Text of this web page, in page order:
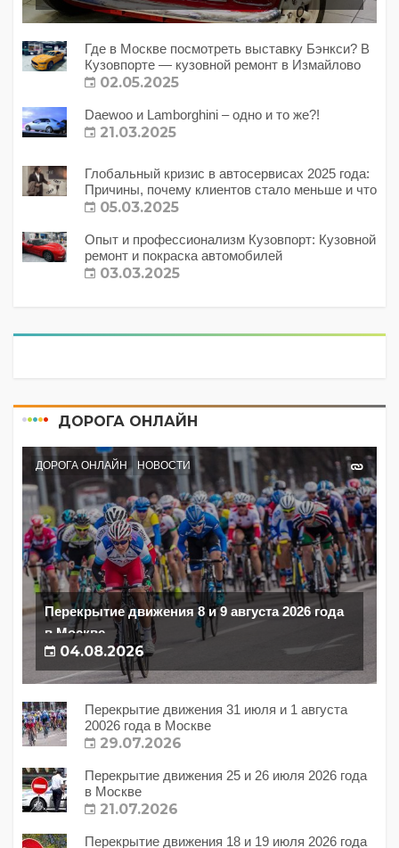
Где в Москве посмотреть выставку Бэнкси? В
Кузовпорте — кузовной ремонт в Измайлово
02.05.2025
Daewoo и Lamborghini – одно и то же?!
21.03.2025
Глобальный кризис в автосервисах 2025 года:
Причины, почему клиентов стало меньше и что
с этим делать?
05.03.2025
Опыт и профессионализм Кузовпорт: Кузовной
ремонт и покраска автомобилей
03.03.2025
ДОРОГА ОНЛАЙН
ДОРОГА ОНЛАЙН НОВОСТИ
Перекрытие движения 8 и 9 августа 2026 года
в Москве
04.08.2026
Перекрытие движения 31 июля и 1 августа
20026 года в Москве
29.07.2026
Перекрытие движения 25 и 26 июля 2026 года
в Москве
21.07.2026
Перекрытие движения 18 и 19 июля 2026 года